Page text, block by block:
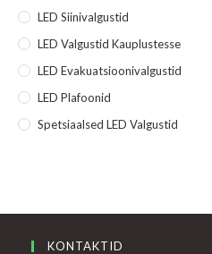
LED Siinivalgustid
LED Valgustid Kauplustesse
LED Evakuatsioonivalgustid
LED Plafoonid
Spetsiaalsed LED Valgustid
KONTAKTID